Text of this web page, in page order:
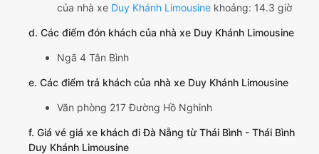
của nhà xe Duy Khánh Limousine khoảng: 14.3 giờ
d. Các điểm đón khách của nhà xe Duy Khánh Limousine
Ngã 4 Tân Bình
e. Các điểm trả khách của nhà xe Duy Khánh Limousine
Văn phòng 217 Đường Hồ Nghinh
f. Giá vé giá xe khách đi Đà Nẵng từ Thái Bình - Thái Bình
Duy Khánh Limousine